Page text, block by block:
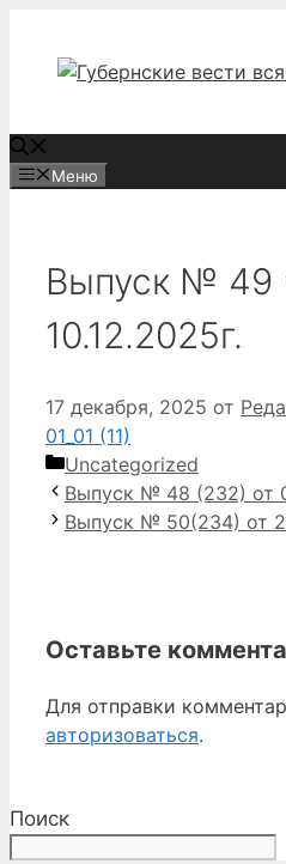
содержимому
Меню
Выпуск № 49
10.12.2025г.
17 декабря, 2025 от
01_01 (11)
Рубрики
Uncategorized
Выпуск № 48 (232) от
Выпуск № 50(234) от
Оставьте
Для отправки
авторизоваться.
Поиск